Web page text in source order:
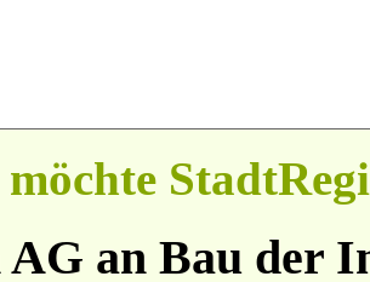
möchte
AG an Bau der